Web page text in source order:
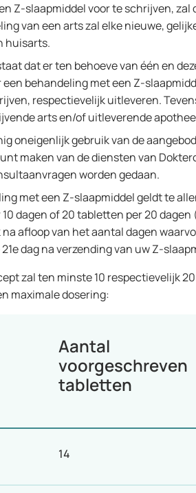
Z-slaapmiddel voor te schrijven,
van een arts zal elke nieuwe,
huisarts.
dat er ten behoeve van één en
behandeling met een Z-
respectievelijk uitleveren.
arts en/of uitleverende
oneigenlijk gebruik van de
maken van de diensten van
worden gedaan.
met een Z-slaapmiddel geldt te
dagen of 20 tabletten per 20
na afloop van het aantal dagen
dag na verzending van uw Z-
zal ten minste 10 respectievelijk
maximale dosering:
Aantal
voorgeschreven
tabletten
14